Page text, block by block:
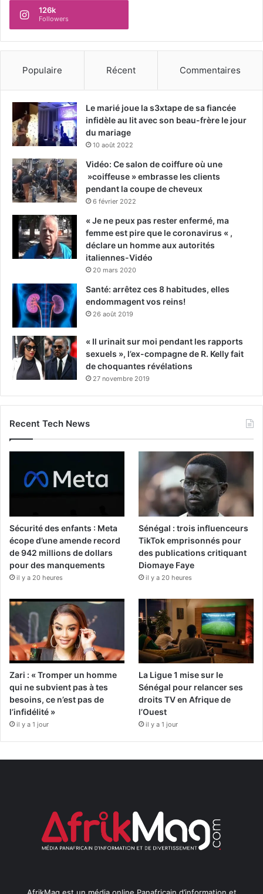
126k
Followers
Populaire Récent Commentaires
Le marié joue la s3xtape de sa fiancée
infidèle au lit avec son beau-frère le jour
du mariage
10 août 2022
Vidéo: Ce salon de coiffure où une
»coiffeuse » embrasse les clients
pendant la coupe de cheveux
6 février 2022
« Je ne peux pas rester enfermé, ma
femme est pire que le coronavirus « ,
déclare un homme aux autorités
italiennes-Vidéo
20 mars 2020
Santé: arrêtez ces 8 habitudes, elles
endommagent vos reins!
26 août 2019
« Il urinait sur moi pendant les rapports
sexuels », l’ex-compagne de R. Kelly fait
de choquantes révélations
27 novembre 2019
Recent Tech News
Sécurité des enfants : Meta
écope d’une amende record
de 942 millions de dollars
pour des manquements
il y a 20 heures
Sénégal : trois influenceurs
TikTok emprisonnés pour
des publications critiquant
Diomaye Faye
il y a 20 heures
Zari : « Tromper un homme
qui ne subvient pas à tes
besoins, ce n’est pas de
l’infidélité »
il y a 1 jour
La Ligue 1 mise sur le
Sénégal pour relancer ses
droits TV en Afrique de
l’Ouest
il y a 1 jour
AfrikMag est un média online Panafricain d’information et